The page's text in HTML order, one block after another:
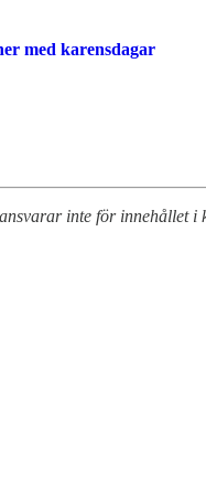
med karensdagar
inte för innehållet i